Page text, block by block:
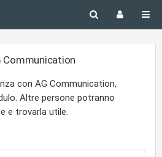
Communication
con AG Communication,
Altre persone potranno
e trovarla utile.